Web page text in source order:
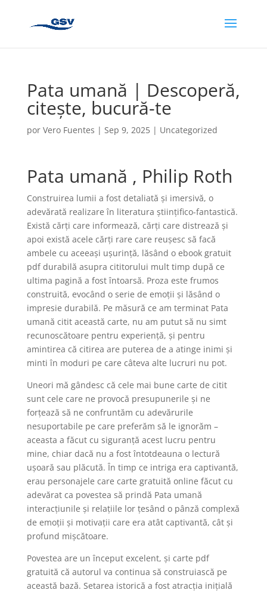
Pata umană | Descoperă,
citește, bucură-te
por Vero Fuentes | Sep 9, 2025| Uncategorized
Pata umană , Philip Roth
Construirea lumii a fost detaliată și imersivă, o
adevărată realizare în literatura științifico-fantastică.
Există cărți care informează, cărți care distrează și
apoi există acele cărți rare care reușesc să facă
ambele cu aceeași ușurință, lăsând o ebook gratuit
pdf durabilă asupra cititorului mult timp după ce
ultima pagină a fost întoarsă. Proza este frumos
construită, evocând o serie de emoții și lăsând o
impresie durabilă. Pe măsură ce am terminat Pata
umană citit această carte, nu am putut să nu simt
recunoscătoare pentru experiență, și pentru
amintirea că citirea are puterea de a atinge inimi și
minti în moduri pe care câteva alte lucruri nu pot.
Uneori mă gândesc că cele mai bune carte de citit
sunt cele care ne provocă presupunerile și ne
forțează să ne confruntăm cu adevărurile
nesuportabile pe care preferăm să le ignorăm –
aceasta a făcut cu siguranță acest lucru pentru
mine, chiar dacă nu a fost întotdeauna o lectură
ușoară sau plăcută. În timp ce intriga era captivantă,
erau personajele care carte gratuită online făcut cu
adevărat ca povestea să prindă Pata umană
interacțiunile și relațiile lor țesând o pânză complexă
de emoții și motivații care era atât captivantă, cât și
profund mișcătoare.
Povestea are un început excelent, și carte pdf
gratuită că autorul va continua să construiască pe
această bază. Setarea istorică a fost atracția inițială